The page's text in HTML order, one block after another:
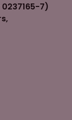
7)